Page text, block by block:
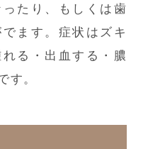
たり、もしくは歯
ます。症状はズキ
る・出血する・膿
す。